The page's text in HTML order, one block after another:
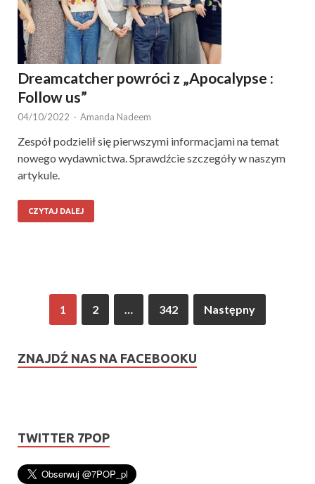
Dreamcatcher powróci z „Apocalypse :
Follow us”
04/10/2022 - Amanda Nadeem
Zespół podzielił się pierwszymi informacjami na temat
nowego wydawnictwa. Sprawdźcie szczegóły w naszym
artykule.
CZYTAJ DALEJ
1 2 … 342 Następny
ZNAJDŹ NAS NA FACEBOOKU
TWITTER 7POP